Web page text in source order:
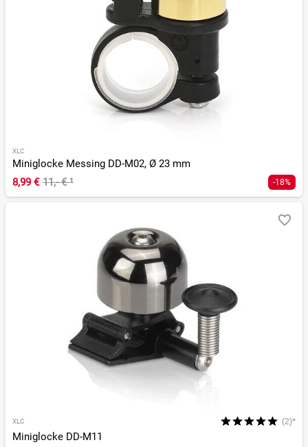
XLC
Miniglocke Messing DD-M02, Ø 23 mm
8,99 € 11,- €¹ -18%
XLC (2)*
Miniglocke DD-M11